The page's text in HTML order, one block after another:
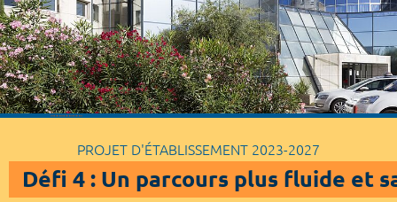
PROJET D'ÉTABLISSEMENT 2023-2027
Défi 4 : Un parcours plus fluide et